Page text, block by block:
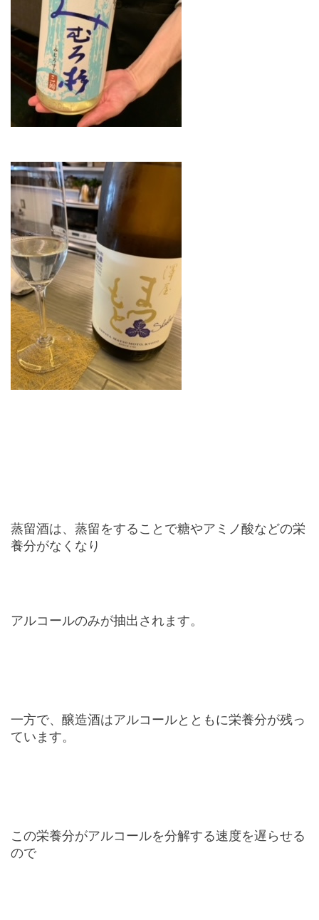
蒸留酒は、蒸留をすることで糖やアミノ酸などの栄
養分がなくなり
アルコールのみが抽出されます。
一方で、醸造酒はアルコールとともに栄養分が残っ
ています。
この栄養分がアルコールを分解する速度を遅らせる
ので